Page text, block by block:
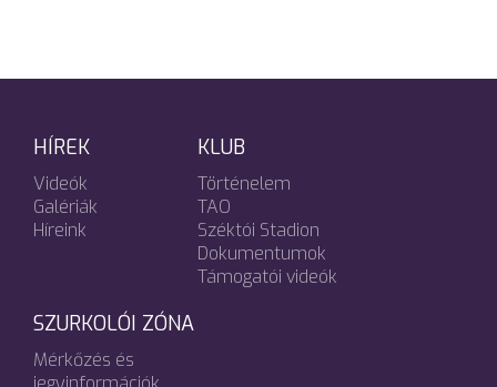
HÍREK
Videók
Galériák
Híreink
KLUB
Történelem
TAO
Széktói Stadion
Dokumentumok
Támogatói videók
SZURKOLÓI ZÓNA
Mérkőzés és